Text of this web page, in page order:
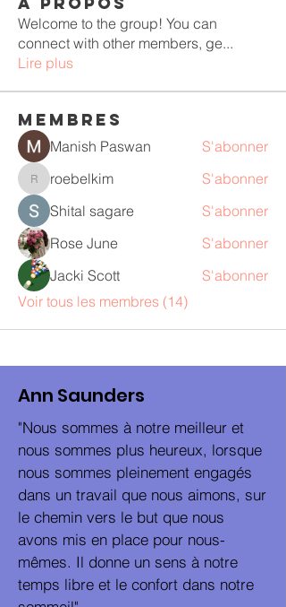
Welcome to the group! You can
connect with other members, ge...
Lire plus
membres
Manish Paswan S'abonner
roebelkim
roebelkim
S'abonner
Shital sagare
S'abonner
Rose June
S'abonner
Jacki Scott
S'abonner
Voir tous les membres (14)
Ann Saunders
"Nous sommes à notre meilleur et
nous sommes plus heureux, lorsque
nous sommes pleinement engagés
dans un travail que nous aimons, sur
le chemin vers le but que nous
avons mis en place pour nous-
mêmes. Il donne un sens à notre
temps libre et le confort dans notre